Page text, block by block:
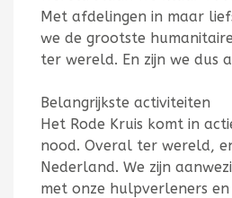
Met afdelingen in maar
we de grootste
ter wereld. En zijn we dus
Belangrijkste activiteiten
Het Rode Kruis komt in
nood. Overal ter wereld,
Nederland. We zijn
met onze hulpverleners en